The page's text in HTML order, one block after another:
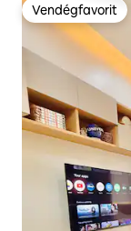
Vendégfavorit
Vendégfavorit